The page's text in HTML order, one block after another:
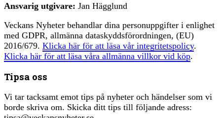
Ansvarig utgivare: Jan Hägglund
Veckans Nyheter behandlar dina personuppgifter i enlighet
med GDPR, allmänna dataskyddsförordningen, (EU)
2016/679. Klicka här för att läsa vår integritetspolicy.
Klicka här för att läsa våra allmänna villkor vid köp.
Tipsa oss
Vi tar tacksamt emot tips på nyheter och händelser som vi
borde skriva om. Skicka ditt tips till följande adress: